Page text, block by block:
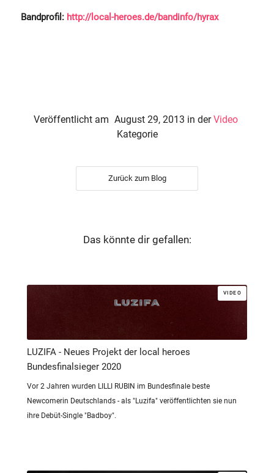
Bandprofil: http://local-heroes.de/bandinfo/hyrax
Veröffentlicht am August 29, 2013 in der Video
Kategorie
Zurück zum Blog
Das könnte dir gefallen:
VIDEO
LUZIFA - Neues Projekt der local heroes
Bundesfinalsieger 2020
Vor 2 Jahren wurden LILLI RUBIN im Bundesfinale beste
Newcomerin Deutschlands - als "Luzifa" veröffentlichten sie nun
ihre Debüt-Single "Badboy".